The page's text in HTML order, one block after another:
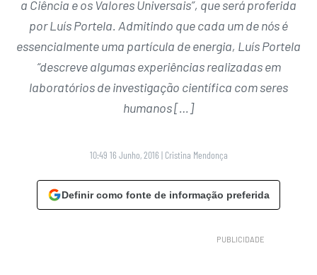
a Ciência e os Valores Universais”, que será proferida
por Luís Portela. Admitindo que cada um de nós é
essencialmente uma partícula de energia, Luís Portela
“descreve algumas experiências realizadas em
laboratórios de investigação científica com seres
humanos […]
10:49 16 Junho, 2016 | Cristina Mendonça
Definir como fonte de informação preferida